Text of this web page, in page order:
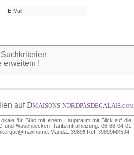
erweitern !
aufDMAISONS-NORDPASDECALAIS .COM
für Büro mit einem Hauptraum mit Blick auf die
und Waschbecken. Tarifzentralheizung. 06 68 04 01
Mandat: 39899 Ref: 39899MX594